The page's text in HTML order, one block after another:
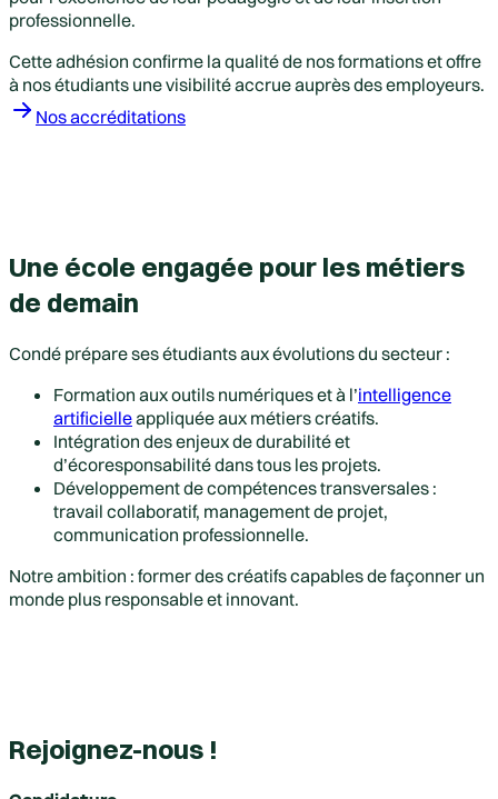
professionnelle.
Cette adhésion confirme la qualité de nos formations et offre
à nos étudiants une visibilité accrue auprès des employeurs.
Nos accréditations
Une école engagée pour les métiers
de demain
Condé prépare ses étudiants aux évolutions du secteur :
Formation aux outils numériques et à l’intelligence
artificielleappliquée aux métiers créatifs.
Intégration des enjeux de durabilité et
d’écoresponsabilité dans tous les projets.
Développement de compétences transversales :
travail collaboratif, management de projet,
communication professionnelle.
Notre ambition : former des créatifs capables de façonner un
monde plus responsable et innovant.
Rejoignez-nous !